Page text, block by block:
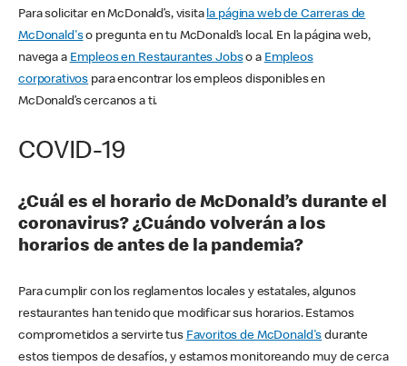
Para solicitar en McDonald’s, visita la página web de Carreras de
McDonald'so pregunta en tu McDonald’s local. En la página web,
navega a Empleos en Restaurantes Jobso a Empleos
corporativos para encontrar los empleos disponibles en
McDonald’s cercanos a ti.
COVID-19
¿Cuál es el horario de McDonald’s durante el
coronavirus? ¿Cuándo volverán a los
horarios de antes de la pandemia?
Para cumplir con los reglamentos locales y estatales, algunos
restaurantes han tenido que modificar sus horarios. Estamos
comprometidos a servirte tus Favoritos de McDonald's durante
estos tiempos de desafíos, y estamos monitoreando muy de cerca